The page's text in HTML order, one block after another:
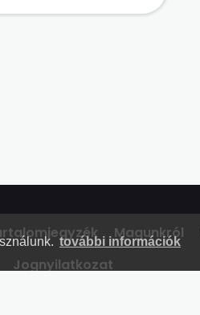
további információk
Magunkról
Jognyilatkozat